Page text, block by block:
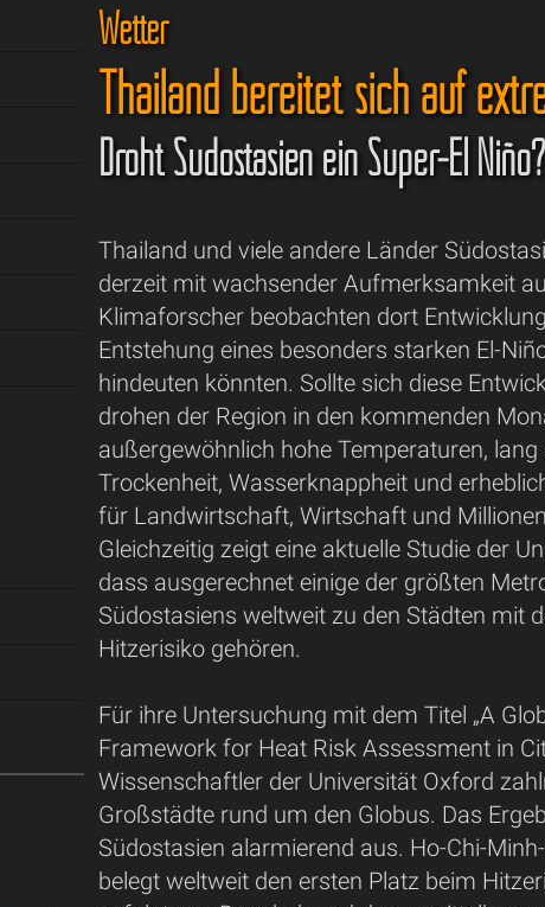
Wetter
Thailand bereitet sich auf
Droht Südostasien ein Super-El Niño?
Thailand und viele andere Länder
derzeit mit wachsender Aufmerksamkeit
Klimaforscher beobachten dort
Entstehung eines besonders starken El-
hindeuten könnten. Sollte sich diese
drohen der Region in den kommenden
außergewöhnlich hohe Temperaturen,
Trockenheit, Wasserknappheit und
für Landwirtschaft, Wirtschaft und
Gleichzeitig zeigt eine aktuelle Studie der
dass ausgerechnet einige der größten
Südostasiens weltweit zu den Städten mit
Hitzerisiko gehören.
Für ihre Untersuchung mit dem Titel „A
Framework for Heat Risk Assessment in
Wissenschaftler der Universität Oxford
Großstädte rund um den Globus. Das
Südostasien alarmierend aus. Ho-Chi-
belegt weltweit den ersten Platz beim